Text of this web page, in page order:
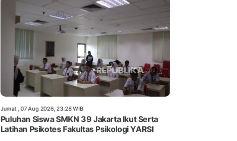
Jumat , 07 Aug 2026, 23:28 WIB
Puluhan Siswa SMKN 39 Jakarta Ikut Serta
Latihan Psikotes Fakultas Psikologi YARSI